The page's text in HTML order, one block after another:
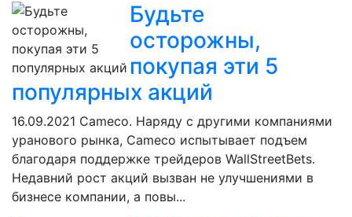
Будьте
осторожны,
покупая эти 5
популярных акций
16.09.2021 Cameco. Наряду с другими компаниями
уранового рынка, Cameco испытывает подъем
благодаря поддержке трейдеров WallStreetBets.
Недавний рост акций вызван не улучшениями в
бизнесе компании, а повы...